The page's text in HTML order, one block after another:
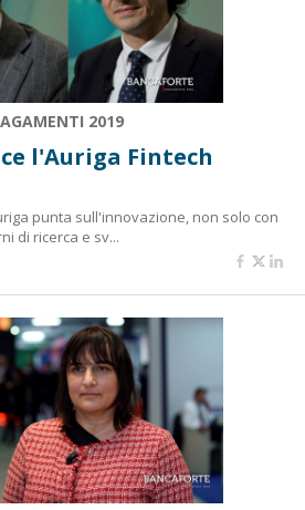
2019
l'Auriga Fintech
punta sull'innovazione, non solo con
di ricerca e sv...